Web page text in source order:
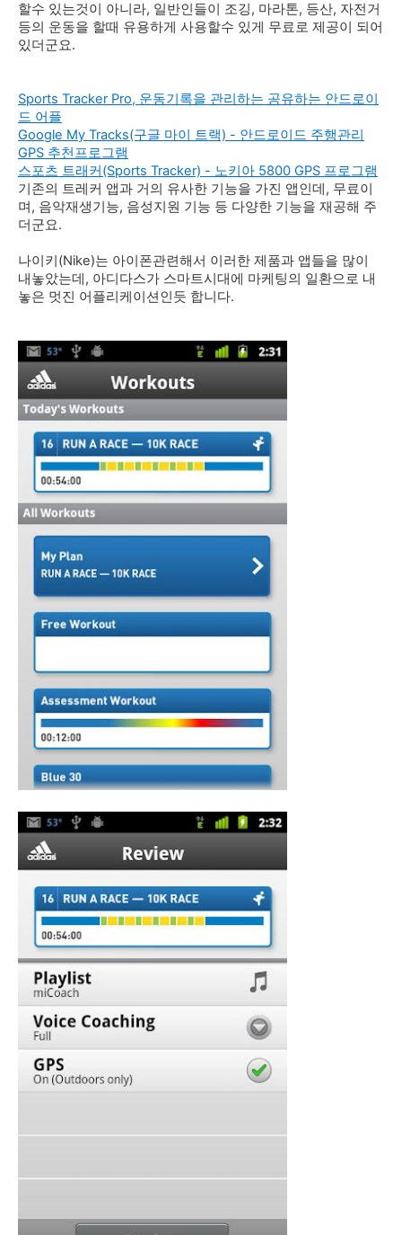
할수 있는것이 아니라, 일반인들이 조깅, 마라톤, 등산, 자전거
등의 운동을 할때 유용하게 사용할수 있게 무료로 제공이 되어
있더군요.
Sports Tracker Pro, 운동기록을 관리하는 공유하는 안드로이
드 어플
Google My Tracks(구글 마이 트랙) - 안드로이드 주행관리
GPS 추천프로그램
스포츠 트래커(Sports Tracker) - 노키아 5800 GPS 프로그램
기존의 트레커 앱과 거의 유사한 기능을 가진 앱인데, 무료이
며, 음악재생기능, 음성지원 기능 등 다양한 기능을 재공해 주
더군요.
나이키(Nike)는 아이폰관련해서 이러한 제품과 앱들을 많이
내놓았는데, 아디다스가 스마트시대에 마케팅의 일환으로 내
놓은 멋진 어플리케이션인듯 합니다.